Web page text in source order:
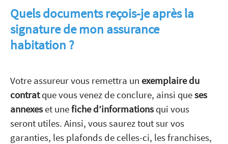
Quels documents reçois-je après la
signature de mon assurance
habitation ?
Votre assureur vous remettra un exemplaire du
contratque vous venez de conclure, ainsi queses
annexes et unefiche d’informations qui vous
seront utiles. Ainsi, vous saurez tout sur vos
garanties, les plafonds de celles-ci, les franchises,